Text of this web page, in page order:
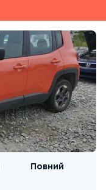
Повний